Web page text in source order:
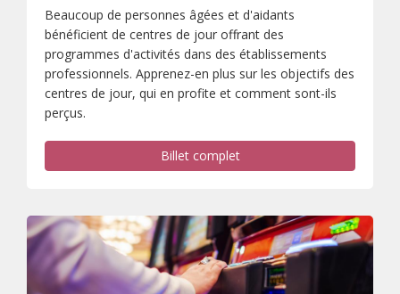
Beaucoup de personnes âgées et d'aidants
bénéficient de centres de jour offrant des
programmes d'activités dans des établissements
professionnels. Apprenez-en plus sur les objectifs des
centres de jour, qui en profite et comment sont-ils
perçus.
Billet complet